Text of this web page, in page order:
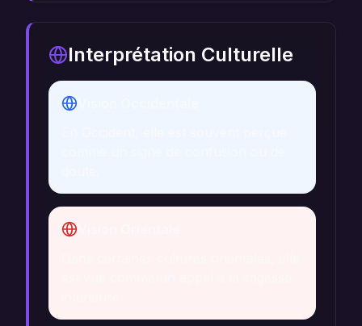
Interprétation Culturelle